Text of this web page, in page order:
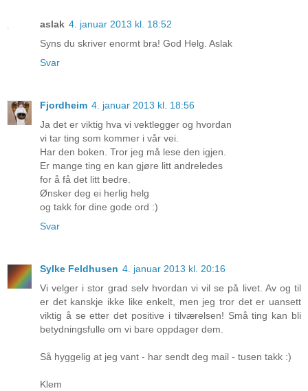
aslak 4. januar 2013 kl. 18:52
Syns du skriver enormt bra! God Helg. Aslak
Svar
Fjordheim 4. januar 2013 kl. 18:56
Ja det er viktig hva vi vektlegger og hvordan
vi tar ting som kommer i vår vei.
Har den boken. Tror jeg må lese den igjen.
Er mange ting en kan gjøre litt andreledes
for å få det litt bedre.
Ønsker deg ei herlig helg
og takk for dine gode ord :)
Svar
Sylke Feldhusen 4. januar 2013 kl. 20:16
Vi velger i stor grad selv hvordan vi vil se på livet. Av og til
er det kanskje ikke like enkelt, men jeg tror det er uansett
viktig å se etter det positive i tilværelsen! Små ting kan bli
betydningsfulle om vi bare oppdager dem.
Så hyggelig at jeg vant - har sendt deg mail - tusen takk :)
Klem